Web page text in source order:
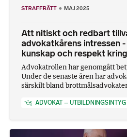
STRAFFRÄTT MAJ 2025
Att nitiskt och redbart
advokatkårens intressen
kunskap och respekt
Advokatrollen har genomgått
Under de senaste åren har
särskilt bland
ADVOKAT – UTBILDNINGSINTYG